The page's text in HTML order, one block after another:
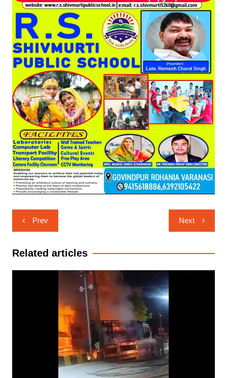
Post
navigation
Prev Next
Related articles